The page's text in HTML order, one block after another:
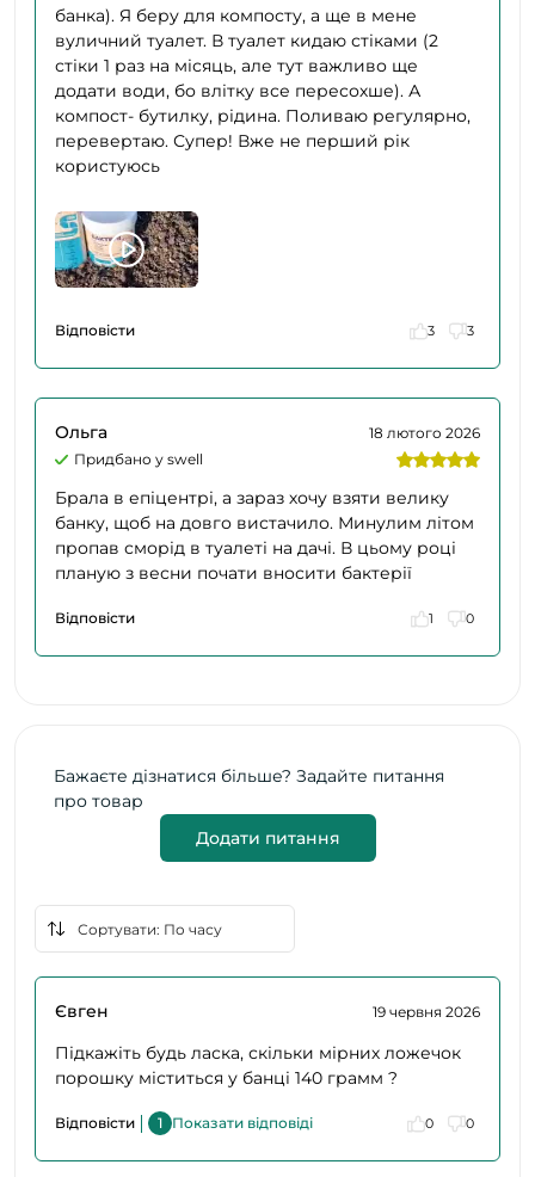
банка). Я беру для компосту, а ще в мене
вуличний туалет. В туалет кидаю стіками (2
стіки 1 раз на місяць, але тут важливо ще
додати води, бо влітку все пересохше). А
компост- бутилку, рідина. Поливаю регулярно,
перевертаю. Супер! Вже не перший рік
користуюсь
Відповісти 3 3
Ольга
18 лютого 2026
Придбано у swell
Брала в епіцентрі, а зараз хочу взяти велику
банку, щоб на довго вистачило. Минулим літом
пропав сморід в туалеті на дачі. В цьому році
планую з весни почати вносити бактерії
Відповісти 1 0
Бажаєте дізнатися більше? Задайте питання
про товар
Додати питання
Євген 19 червня 2026
Підкажіть будь ласка, скільки мірних ложечок
порошку міститься у банці 140 грамм ?
Відповісти 1 Показати відповіді 0 0